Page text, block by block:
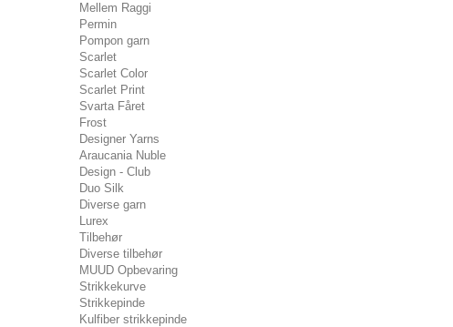
Mellem Raggi
Permin
Pompon garn
Scarlet
Scarlet Color
Scarlet Print
Svarta Fåret
Frost
Designer Yarns
Araucania Nuble
Design - Club
Duo Silk
Diverse garn
Lurex
Tilbehør
Diverse tilbehør
MUUD Opbevaring
Strikkekurve
Strikkepinde
Kulfiber strikkepinde